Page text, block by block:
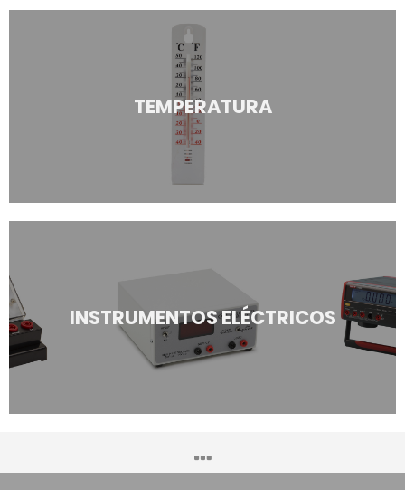
TEMPERATURA
INSTRUMENTOS ELÉCTRICOS